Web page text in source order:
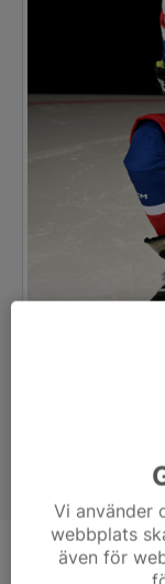
Position
Vi använder
webbplats
även för